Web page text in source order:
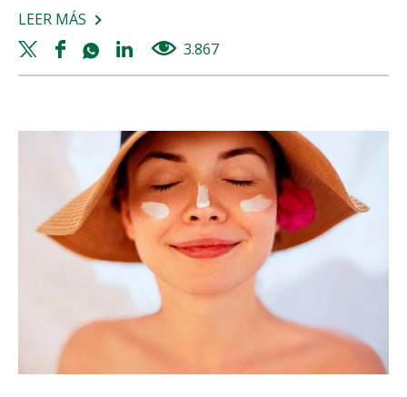
LEER MÁS SOBRE
CUIDARSE
POR
VERSE
BIEN
POR
FUERA
Twitter
share
Facebook
share
Whatsapp
share
Linkedin
share
3.867